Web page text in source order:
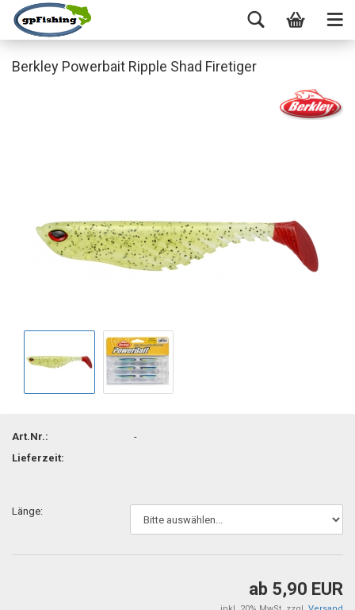
Berkley Powerbait Ripple Shad Firetiger
Art.Nr.:
-
Lieferzeit:
Länge:
ab 5,90 EUR